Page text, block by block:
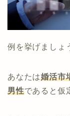
例を挙げましょ
あなたは婚活市
男性であると仮